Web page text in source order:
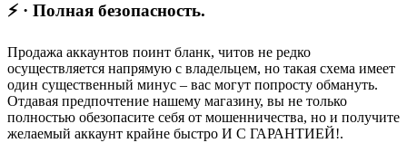
⚡ · Полная безопасность.
Продажа аккаунтов поинт бланк, читов не редко
осуществляется напрямую с владельцем, но такая схема имеет
один существенный минус – вас могут попросту обмануть.
Отдавая предпочтение нашему магазину, вы не только
полностью обезопасите себя от мошенничества, но и получите
желаемый аккаунт крайне быстро И С ГАРАНТИЕЙ!.